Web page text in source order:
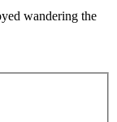
wandering the